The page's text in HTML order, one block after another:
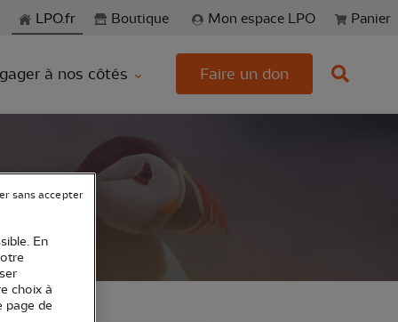
LPO.fr Boutique Mon espace LPO Panier
à nos côtés Faire un don
En
choix à
page de
sans accepter